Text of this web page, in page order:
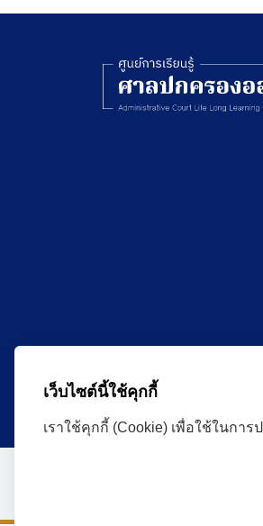
เว็บไซต์นี้ใช้คุกกี้
เราใช้คุกกี้ (Cookie) เพื่อใช้ในกา